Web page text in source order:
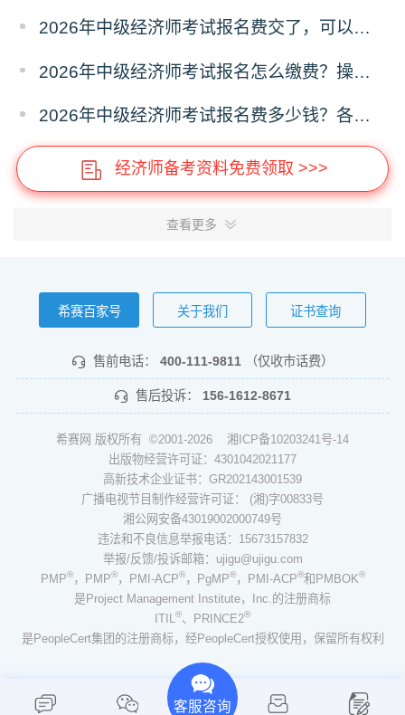
2026年中级经济师考试报名费交了，可以退费吗？
2026年中级经济师考试报名怎么缴费？操作指南
2026年中级经济师考试报名费多少钱？各省收费标准
经济师备考资料免费领取 >>>
查看更多
希赛百家号 关于我们 证书查询
售前电话： 400-111-9811 （仅收市话费）
售后投诉： 156-1612-8671
希赛网 版权所有 ©2001-2026 湘ICP备10203241号-14
出版物经营许可证：4301042021177
高新技术企业证书：GR202143001539
广播电视节目制作经营许可证： (湘)字00833号
湘公网安备43019002000749号
违法和不良信息举报电话：15673157832
举报/反馈/投诉邮箱：ujigu@ujigu.com
PMP®，PMP®，PMI-ACP®，PgMP®，PMI-ACP®和PMBOK®
是Project Management Institute，Inc.的注册商标
ITIL ®、PRINCE2®
是PeopleCert集团的注册商标，经PeopleCert授权使用，保留所有权利
客服咨询